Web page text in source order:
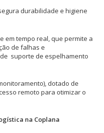
durabilidade e higiene
em tempo real, que permite a
de falhas e
suporte de espelhamento
dotado de
remoto para otimizar o
na Coplana